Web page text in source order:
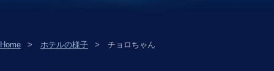
Home ホテルの様子 チョロちゃん